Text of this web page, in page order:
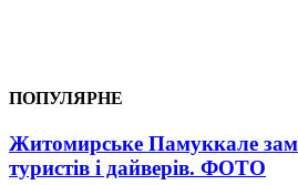
ПОПУЛЯРНЕ
Житомирське Памуккале
туристів і дайверів. ФОТО